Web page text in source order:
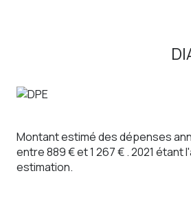
Montant estimé des dépenses
entre 889 € et 1 267 € . 2021
estimation.